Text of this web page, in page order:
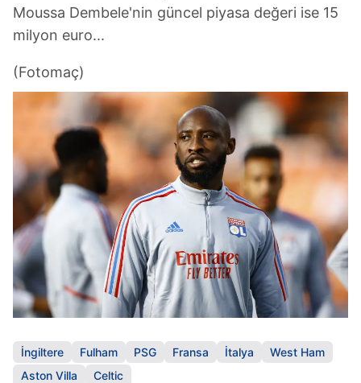
Moussa Dembele'nin güncel piyasa değeri ise 15
milyon euro...
(Fotomaç)
İngiltere Fulham PSG Fransa İtalya
West Ham
Aston Villa
Celtic